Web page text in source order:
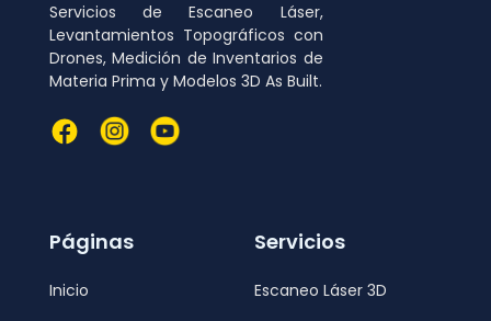
Servicios de Escaneo Láser,
Levantamientos Topográficos con
Drones, Medición de Inventarios de
Materia Prima y Modelos 3D As Built.
Páginas
Inicio
Servicios
Escaneo Láser 3D